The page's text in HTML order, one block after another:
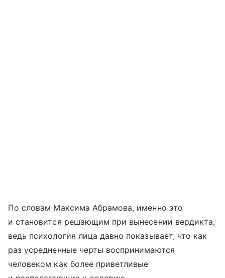
По словам Максима Абрамова, именно это
и становится решающим при вынесении вердикта,
ведь психология лица давно показывает, что как
раз усредненные черты воспринимаются
человеком как более приветливые